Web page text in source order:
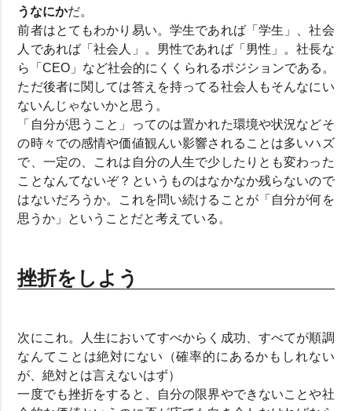
うなにかだ。
前者はとてもわかり易い。学生であれば「学生」、社会
人であれば「社会人」。男性であれば「男性」。社長な
ら「CEO」など社会的にくくられるポジションである。
ただ後者に関しては答えを持ってる社会人もそんなにい
ないんじゃないかと思う。
「自分が思うこと」ってのは置かれた環境や状況などそ
の時々での感情や価値観んい影響されることは多いハズ
で、一定の、これは自分の人生で少したりとも変わった
ことなんてないぞ？というものはなかなか残らないので
はないだろうか。これを問い続けることが「自分が何を
思うか」ということだと考えている。
挫折をしよう
次にこれ。人生においてすべからく成功、すべてが順調
なんてことは絶対にない（確率的にあるかもしれない
が、絶対とは言えないはず）
一度でも挫折をすると、自分の限界やできないことや社